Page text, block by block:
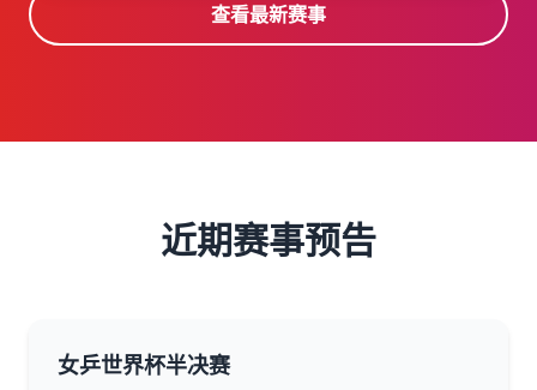
查看最新赛事
近期赛事预告
女乒世界杯半决赛